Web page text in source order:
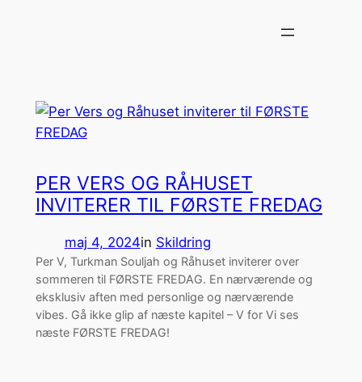
PER VERS OG RÅHUSET
INVITERER TIL FØRSTE FREDAG
maj 4, 2024in Skildring
Per V, Turkman Souljah og Råhuset inviterer over
sommeren til FØRSTE FREDAG. En nærværende og
eksklusiv aften med personlige og nærværende
vibes. Gå ikke glip af næste kapitel – V for Vi ses
næste FØRSTE FREDAG!